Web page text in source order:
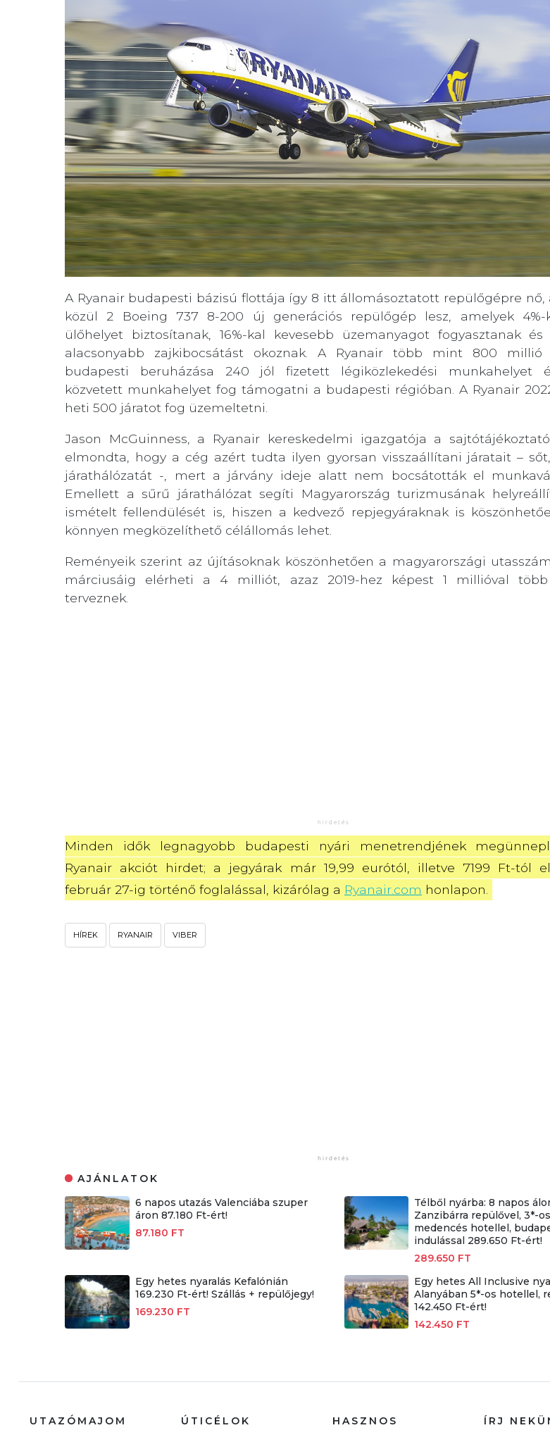
A Ryanair budapesti bázisú flottája így 8 itt állomásoztatott repülőgépre nő,
közül 2 Boeing 737 8-200 új generációs repülőgép lesz, amelyek
ülőhelyet biztosítanak, 16%-kal kevesebb üzemanyagot fogyasztanak és
alacsonyabb zajkibocsátást okoznak. A Ryanair több mint 800 millió
budapesti beruházása 240 jól fizetett légiközlekedési munkahelyet
közvetett munkahelyet fog támogatni a budapesti régióban. A Ryanair
heti 500 járatot fog üzemeltetni.
Jason McGuinness, a Ryanair kereskedelmi igazgatója a
elmondta, hogy a cég azért tudta ilyen gyorsan visszaállítani járatait –
járathálózatát -, mert a járvány ideje alatt nem bocsátották el
Emellett a sűrű járathálózat segíti Magyarország turizmusának
ismételt fellendülését is, hiszen a kedvező repjegyáraknak is
könnyen megközelíthető célállomás lehet.
Reményeik szerint az újításoknak köszönhetően a magyarországi
márciusáig elérheti a 4 milliót, azaz 2019-hez képest 1 millióval több
terveznek.
Minden idők legnagyobb budapesti nyári menetrendjének
Ryanair akciót hirdet; a jegyárak már 19,99 eurótól, illetve 7199 Ft-tól
február 27-ig történő foglalással, kizárólag a Ryanair.com honlapon.
HÍREK RYANAIR VIBER
AJÁNLATOK
6 napos utazás Valenciába szuper
áron 87.180 Ft-ért!
87.180 FT
Télből nyárba: 8 napos
Zanzibárra repülővel, 3*-os
medencés hotellel,
indulással 289.650 Ft-ért!
289.650 FT
Egy hetes nyaralás Kefalónián
169.230 Ft-ért! Szállás + repülőjegy!
169.230 FT
Egy hetes All Inclusive
Alanyában 5*-os hotellel,
142.450 Ft-ért!
142.450 FT
UTAZÓMAJOM ÚTICÉLOK HASZNOS ÍRJ